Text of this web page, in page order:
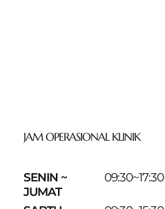
JAM OPERASIONAL KLINIK
SENIN ~
JUMAT
09:30~17:30